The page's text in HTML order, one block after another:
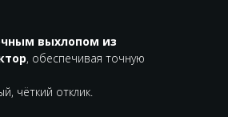
выхлопом из
, обеспечивая точную
чёткий отклик.